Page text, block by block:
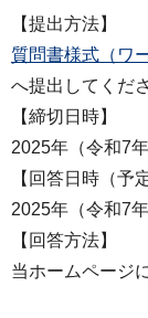
【提出方法】
質問書様式（ワ
へ提出してくだ
【締切日時】
2025年（令和7
【回答日時（予
2025年（令和7
【回答方法】
当ホームページ